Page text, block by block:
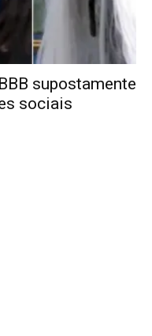
supostamente
sociais